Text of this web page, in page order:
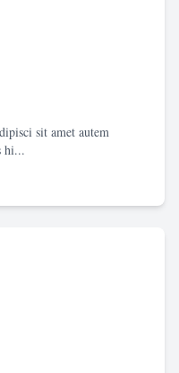
sit amet autem
hi...